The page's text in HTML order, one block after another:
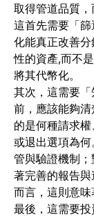
取得管道品質，
這首先需要「
化能真正改善
性的資產,而不
將其代幣化。
其次，這需要
前，應該能夠
的是何種請求
或退出選項為
管與驗證機制
著完善的報告
而言，這則意味
最後，這需要